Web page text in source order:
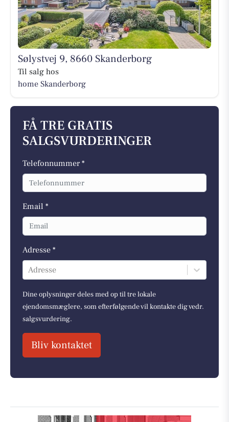
Sølystvej 9, 8660 Skanderborg
Til salg hos
home Skanderborg
FÅ TRE GRATIS
SALGSVURDERINGER
Telefonnummer *
Email *
Adresse *
Adresse
Dine oplysninger deles med op til tre lokale
ejendomsmæglere, som efterfølgende vil kontakte dig vedr.
salgsvurdering.
Bliv kontaktet